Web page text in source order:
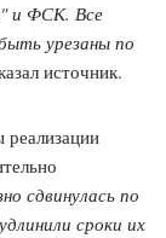
и ФСК. Все
урезаны по
источник.
сдвинулась по
сроки их